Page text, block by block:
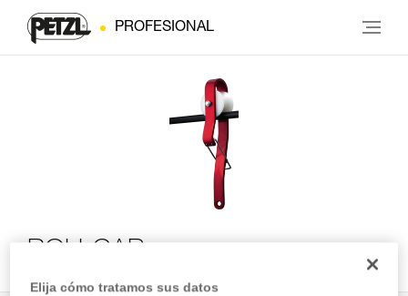
PROFESIONAL
Elija cómo tratamos sus datos